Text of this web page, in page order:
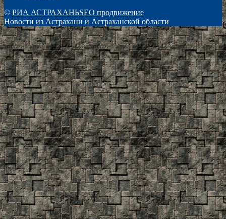
© РИА АСТРАХАНЬSEO продвижение
Новости из Астрахани и Астраханской области